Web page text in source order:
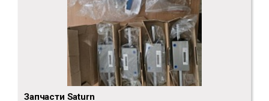
Запчасти Saturn